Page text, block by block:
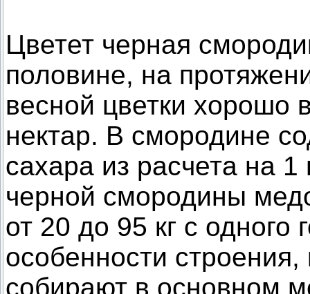
Цветет черная
половине, на
весной цветки хорошо
нектар. В смородине
сахара из расчета на
черной смородины
от 20 до 95 кг с одного
особенности
собирают в основном